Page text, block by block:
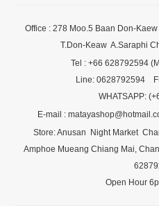
Office : 278 Moo.5 Baan Don-
T.Don-Keaw A.Saraphi
Tel : +66 628792594
Line: 0628792594
WHATSAPP:
E-mail :
Store: Anusan Night Market
Amphoe Mueang Chiang Mai,
Open Hour